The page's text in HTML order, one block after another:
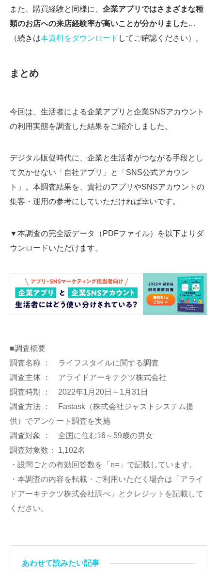
また、購買経験と同様に、 企業アプリではさまざまな種
類のお店への来店経験率が高いことが分かりました…
（続きは本資料をダウンロード してご確認ください）。
まとめ
今回は、生活者による企業アプリと企業SNSアカウント
の利用実態を調査した結果をご紹介しました。
デジタル販促時代に、企業と生活者がつながる手段とし
て欠かせない「自社アプリ」と「SNS公式アカウン
ト」。本調査結果を、貴社のアプリやSNSアカウントの
集客・運用の参考にしていただければ幸いです。
▼本調査の完全版データ（PDFファイル）を以下よりダ
ウンロードいただけます。
■調査概要
調査名称 ： ライフスタイルに関する調査
調査主体 ： アライドアーキテクツ株式会社
調査時期 ： 2022年1月20日～1月31日
調査方法 ： Fastask（株式会社ジャストシステム提
供）でアンケート調査を実施
調査対象 ： 全国に住む16～59歳の男女
調査対象数： 1,102名
・設問ごとの有効回答数を「n=」で記載しています。
・本調査の内容を転載・ご利用いただく場合は「アライ
ドアーキテクツ株式会社調べ」とクレジットを記載して
ください。
あわせて読みたい記事